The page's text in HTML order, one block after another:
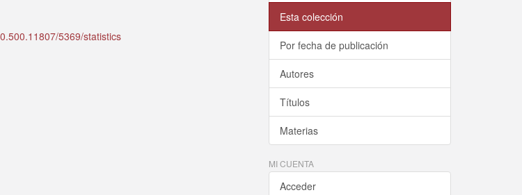
5369/statistics
Esta colección
Por fecha de publicación
Autores
Títulos
Materias
MI CUENTA
Acceder